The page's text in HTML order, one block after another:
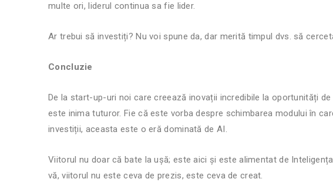
multe ori, liderul continua sa fie lider.
Ar trebui să investiți? Nu voi spune da, dar merită timpul dvs. să
Concluzie
De la start-up-uri noi care creează inovații incredibile la oportunități
este inima tuturor. Fie că este vorba despre schimbarea modului în
investiții, aceasta este o eră dominată de AI.
Viitorul nu doar că bate la ușă; este aici și este alimentat de
vă, viitorul nu este ceva de prezis, este ceva de creat.